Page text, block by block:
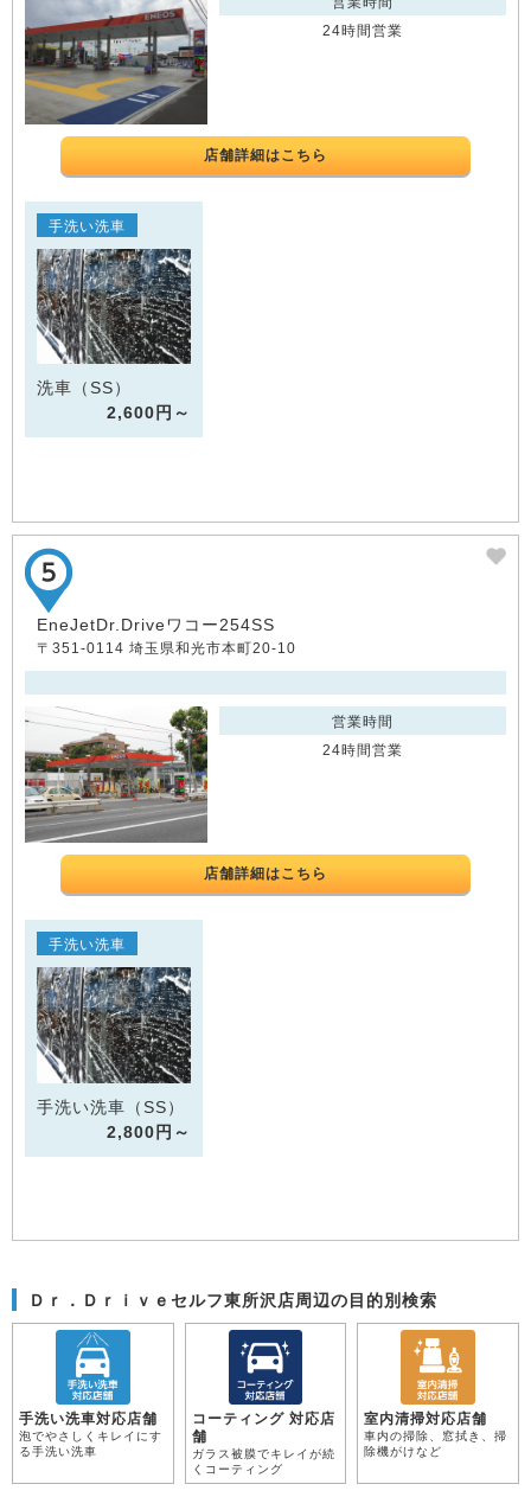
24時間営業
店舗詳細はこちら
手洗い洗車
洗車（SS）
2,600円～
EneJetDr.Driveワコー254SS
〒351-0114 埼玉県和光市本町20-10
営業時間
24時間営業
店舗詳細はこちら
手洗い洗車
手洗い洗車（SS）
2,800円～
Ｄｒ．Ｄｒｉｖｅセルフ東所沢店周辺の目的別検索
手洗い洗車対応店舗
泡でやさしくキレイにす
る手洗い洗車
コーティング 対応店
舗
ガラス被膜でキレイが続
くコーティング
室内清掃対応店舗
車内の掃除、窓拭き、掃
除機がけなど